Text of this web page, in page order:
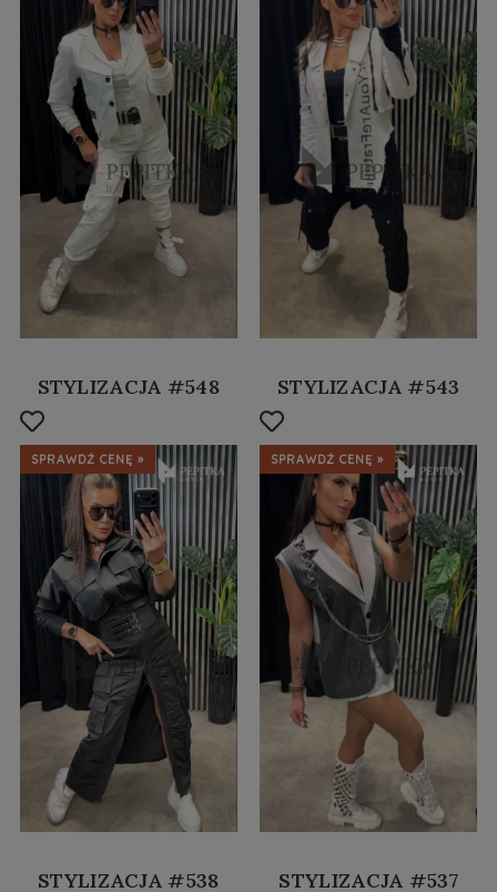
STYLIZACJA #548
SPRAWDŹ CENĘ »
STYLIZACJA #543
SPRAWDŹ CENĘ »
STYLIZACJA #538 STYLIZACJA #537